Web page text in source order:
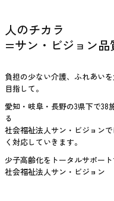
人のチカラ
=サン・ビジョン品
負担の少ない介護、ふれあい
目指して。
愛知・岐阜・長野の3県下で38
る
社会福祉法人サン・ビジョン
く対応していきます。
少子高齢化をトータルサポート
社会福祉法人サン・ビジョン